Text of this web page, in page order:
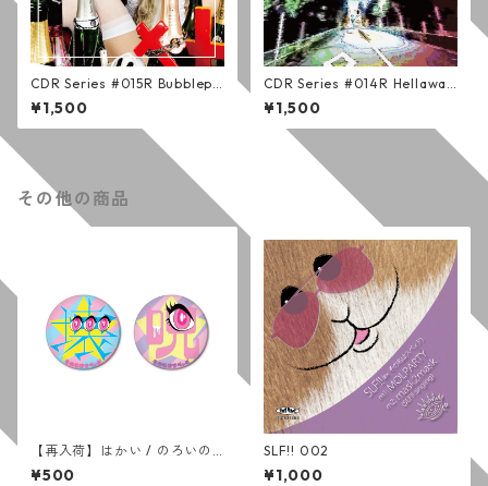
CDR Series #015R Bubblepo
p Bubblicious (通常版)
¥1,500
CDR Series #014R Hellawait
s (通常版)
¥1,500
その他の商品
【再入荷】はかい / のろいの
かんばっじ
¥500
SLF!! 002
¥1,000